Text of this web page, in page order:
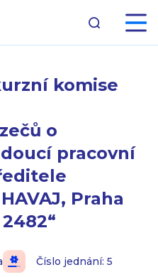
komise
o
pracovní
Praha
Číslo jednání: 5